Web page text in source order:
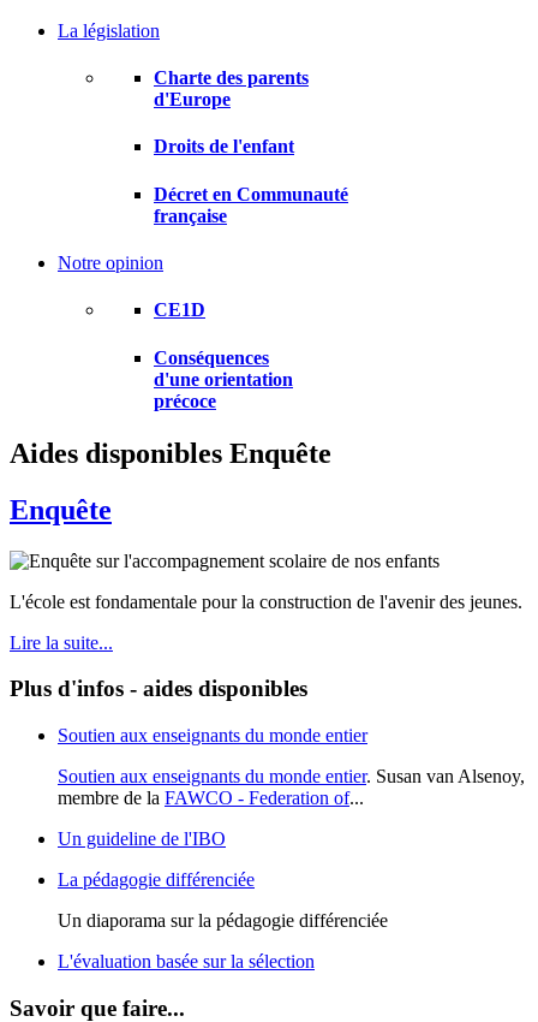
La législation
Charte des parents
d'Europe
Droits de l'enfant
Décret en Communauté
française
Notre opinion
CE1D
Conséquences
d'une orientation
précoce
Aides disponibles Enquête
Enquête
L'école est fondamentale pour la construction de l'avenir des jeunes.
Lire la suite...
Plus d'infos - aides disponibles
Soutien aux enseignants du monde entier
Soutien aux enseignants du monde entier. Susan van Alsenoy,
membre de la FAWCO - Federation of...
Un guideline de l'IBO
La pédagogie différenciée
Un diaporama sur la pédagogie différenciée
L'évaluation basée sur la sélection
Savoir que faire...